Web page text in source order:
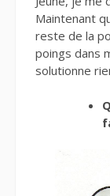
Maintenant
reste de la
poings dans
solutionne